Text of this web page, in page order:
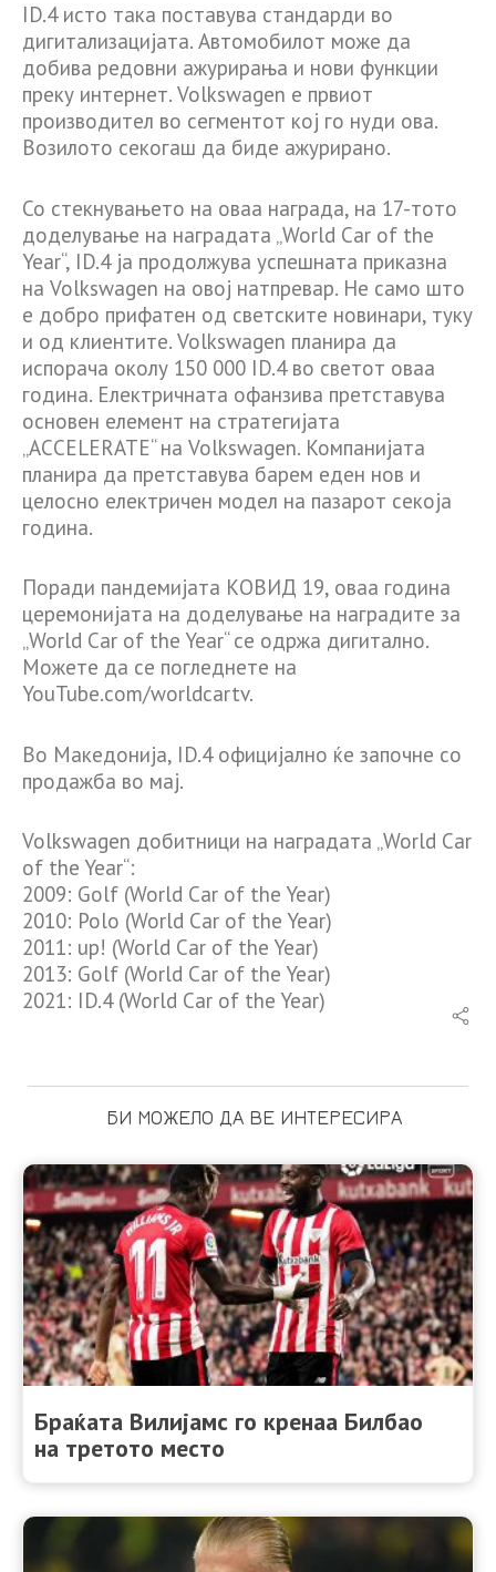
ID.4 исто така поставува стандарди во
дигитализацијата. Автомобилот може да
добива редовни ажурирања и нови функции
преку интернет. Volkswagen е првиот
производител во сегментот кој го нуди ова.
Возилото секогаш да биде ажурирано.
Со стекнувањето на оваа награда, на 17-тото
доделување на наградата „World Car of the
Year“, ID.4 ја продолжува успешната приказна
на Volkswagen на овој натпревар. Не само што
е добро прифатен од светските новинари, туку
и од клиентите. Volkswagen планира да
испорача околу 150 000 ID.4 во светот оваа
година. Електричната офанзива претставува
основен елемент на стратегијата
„ACCELERATE“ на Volkswagen. Компанијата
планира да претставува барем еден нов и
целосно електричен модел на пазарот секоја
година.
Поради пандемијата КОВИД 19, оваа година
церемонијата на доделување на наградите за
„World Car of the Year“ се одржа дигитално.
Можете да се погледнете на
YouTube.com/worldcartv.
Во Македонија, ID.4 официјално ќе започне со
продажба во мај.
Volkswagen добитници на наградата „World Car
of the Year“:
2009: Golf (World Car of the Year)
2010: Polo (World Car of the Year)
2011: up! (World Car of the Year)
2013: Golf (World Car of the Year)
2021: ID.4 (World Car of the Year)
БИ МОЖЕЛО ДА ВЕ ИНТЕРЕСИРА
Браќата Вилијамс го кренаа Билбао
на третото место